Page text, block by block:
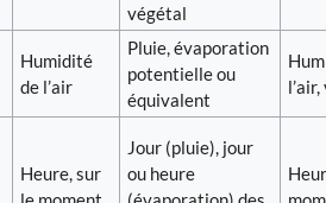
végétal
Humidité
de l’air
Pluie, évaporation
potentielle ou
équivalent
Heure, sur
Jour (pluie), jour
ou heure